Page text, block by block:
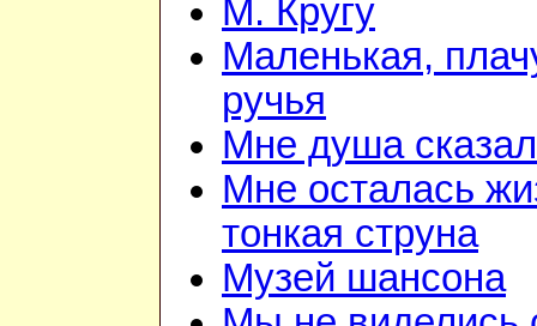
М. Кругу
Маленькая,
ручья
Мне душа
Мне осталась
тонкая струна
Музей шансона